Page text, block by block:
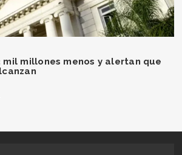
mil millones menos y alertan que